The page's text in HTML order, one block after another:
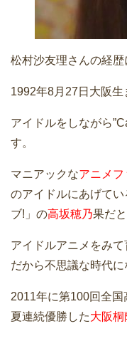
松村沙友理さんの経歴
1992年8月27日大阪生
アイドルをしながら
す。
マニアックなアニメフ
のアイドルにあげて
ブ!」の高坂穂乃果だ
アイドルアニメをみ
だから不思議な時代に
2011年に第100回全
夏連続優勝した大阪桐